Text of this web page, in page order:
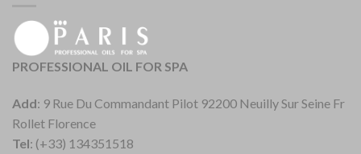
PROFESSIONAL OIL FOR SPA
Add: 9 Rue Du Commandant Pilot 92200 Neuilly Sur Seine Fr
Rollet Florence
Tel: (+33) 134351518